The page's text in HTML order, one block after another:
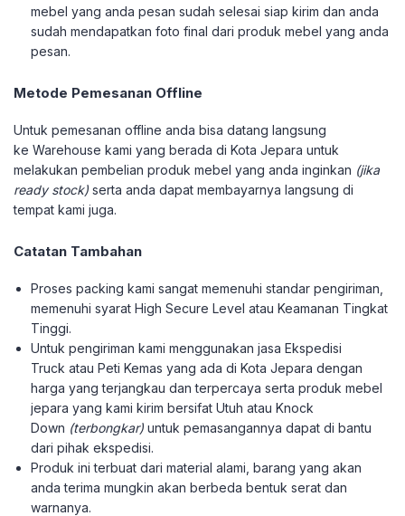
mebel yang anda pesan sudah selesai siap kirim dan anda
sudah mendapatkan foto final dari produk mebel yang anda
pesan.
Metode Pemesanan Offline
Untuk pemesanan offline anda bisa datang langsung
ke Warehouse kami yang berada di Kota Jepara untuk
melakukan pembelian produk mebel yang anda inginkan (jika
ready stock) serta anda dapat membayarnya langsung di
tempat kami juga.
Catatan Tambahan
Proses packing kami sangat memenuhi standar pengiriman,
memenuhi syarat High Secure Level atau Keamanan Tingkat
Tinggi.
Untuk pengiriman kami menggunakan jasa Ekspedisi
Truck atau Peti Kemas yang ada di Kota Jepara dengan
harga yang terjangkau dan terpercaya serta produk mebel
jepara yang kami kirim bersifat Utuh atau Knock
Down (terbongkar) untuk pemasangannya dapat di bantu
dari pihak ekspedisi.
Produk ini terbuat dari material alami, barang yang akan
anda terima mungkin akan berbeda bentuk serat dan
warnanya.